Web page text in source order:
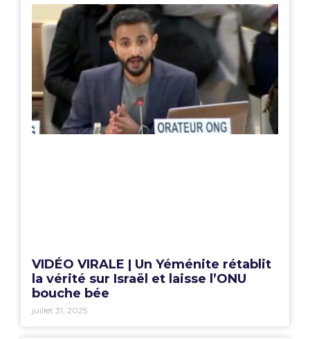
VIDÉO VIRALE | Un Yéménite rétablit
la vérité sur Israël et laisse l’ONU
bouche bée
juillet 31, 2025